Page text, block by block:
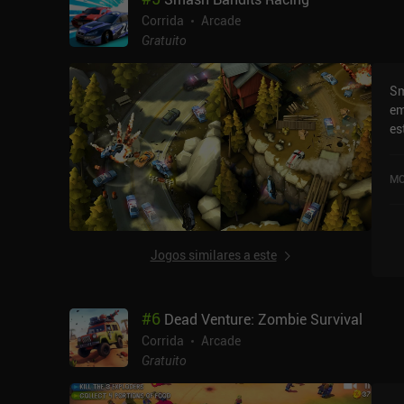
Corrida
Arcade
Gratuito
Jogos similares a este
#6 Dead Venture: Zombie Survival
Corrida
Arcade
Gratuito